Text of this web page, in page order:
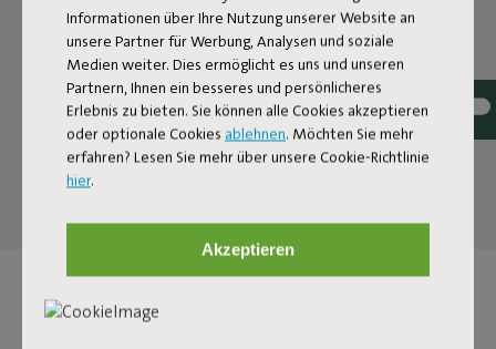
Informationen über Ihre Nutzung unserer Website an
unsere Partner für Werbung, Analysen und soziale
Medien weiter. Dies ermöglicht es uns und unseren
Partnern, Ihnen ein besseres und persönlicheres
Erlebnis zu bieten. Sie können alle Cookies akzeptieren
oder optionale Cookies ablehnen. Möchten Sie mehr
erfahren? Lesen Sie mehr über unsere Cookie-Richtlinie
hier.
Akzeptieren
deinen Außenbereich. Dieser einladende Lounge-Sessel
verbindet solide Qualität mit einem angenehm weichen
Einsinkgefühl dank der Schaumfüllung. Mit seinem
markanten Look und der freundlichen Form wird er
garantiert zum Blickfang in deinem Garten, auf deiner
Terrasse oder deinem Balkon. Der BonBaron Outdoor ist
bereit für das Leben im Freien.